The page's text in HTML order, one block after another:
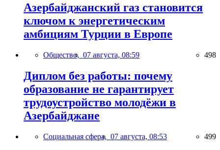
Азербайджанский газ становится
ключом к энергетическим
амбициям Турции в Европе
Общество, 07 августа, 08:59 498
Диплом без работы: почему
образование не гарантирует
трудоустройство молодёжи в
Азербайджане
Социальная сфера, 07 августа, 08:53 499